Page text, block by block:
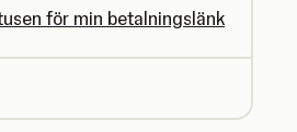
för min betalningslänk